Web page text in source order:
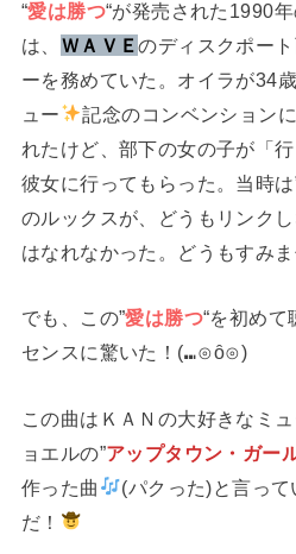
“愛は勝つ“が発売された1990
は、 ＷＡＶＥのディスクポー
ーを務めていた。オイラが34
ュー
記念のコンベンション
れたけど、部下の女の子が「
彼女に行ってもらった。当時は
のルックスが、どうもリンク
はなれなかった。どうもすみ
でも、この”愛は勝つ“を初め
センスに驚いた！(⁠⑉⁠⊙⁠ȏ⁠⊙⁠)
この曲はＫＡＮの大好きなミ
ョエルの”アップタウン・ガー
作った曲
(パクった)と言って
だ！